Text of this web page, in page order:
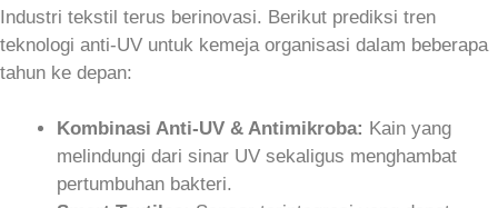
Industri tekstil terus berinovasi. Berikut prediksi tren
teknologi anti‑UV untuk kemeja organisasi dalam beberapa
tahun ke depan:
Kombinasi Anti‑UV & Antimikroba: Kain yang
melindungi dari sinar UV sekaligus menghambat
pertumbuhan bakteri.